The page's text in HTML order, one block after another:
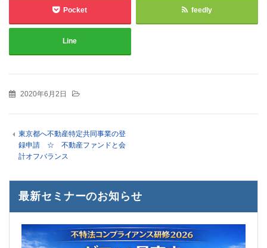
Pocket feedly
Line
2020年6月2日
東京都へ不動産特定共同事業の登
録申請 ☆ 不動産ファンドと会
計オフバランス
最新セミナーのお知らせ